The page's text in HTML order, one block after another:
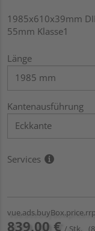
1985x610x39mm
55mm Klasse1
Länge
Kantenausführung
Services
vue.ads.buyBox.price.rrp
839,00 € / Stk.